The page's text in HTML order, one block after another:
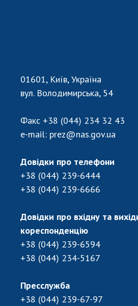
Річні фінансові звіти НАН
Наукові публікації та
трансфер технологій в
Наукові об'єкти, що
Центри колективного
науковими приладами НАН
Оцінювання ефективності
Конкурси наукових
Відкрита наука в НАН
Підготовка наукових кадрів
Робота з молоддю
МІЖНАРОДНЕ
01601, Київ, Україна
вул. Володимирська, 54
Факс +38 (044) 234 32 43
e-mail: prez@nas.gov.ua
Довідки про телефони
+38 (044) 239-6444
+38 (044) 239-6666
Довідки про вхідну та
кореспонденцію
+38 (044) 239-6594
+38 (044) 234-5167
Пресслужба
+38 (044) 239-67-97